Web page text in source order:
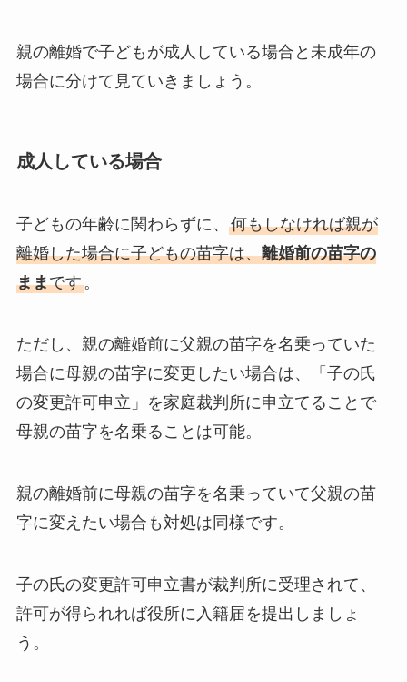
親の離婚で子どもが成人している場合と未成年の
場合に分けて見ていきましょう。
成人している場合
子どもの年齢に関わらずに、 何もしなければ親が
離婚した場合に子どもの苗字は、離婚前の苗字の
ままです。
ただし、親の離婚前に父親の苗字を名乗っていた
場合に母親の苗字に変更したい場合は、「子の氏
の変更許可申立」を家庭裁判所に申立てることで
母親の苗字を名乗ることは可能。
親の離婚前に母親の苗字を名乗っていて父親の苗
字に変えたい場合も対処は同様です。
子の氏の変更許可申立書が裁判所に受理されて、
許可が得られれば役所に入籍届を提出しましょ
う。